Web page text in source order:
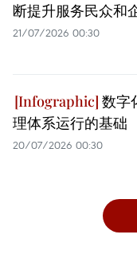
断提升服务民众和
21/07/2026 00:30
数字
理体系运行的基础
20/07/2026 00:30